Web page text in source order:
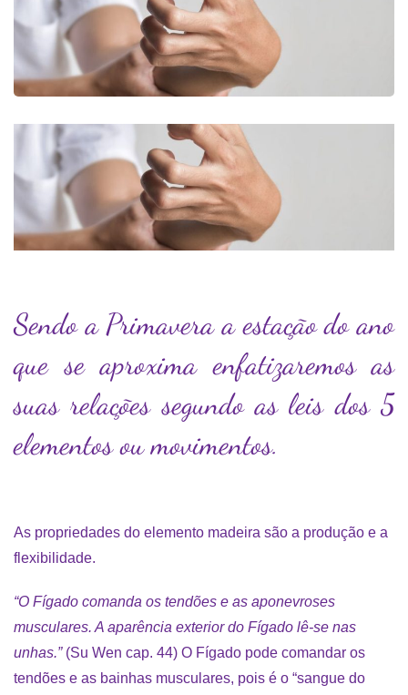
Sendo a Primavera a estação do ano
que se aproxima enfatizaremos as
suas relações segundo as leis dos 5
elementos ou movimentos.
As propriedades do elemento madeira são a produção e a
flexibilidade.
“O Fígado comanda os tendões e as aponevroses
musculares. A aparência exterior do Fígado lê-se nas
unhas.”(Su Wen cap. 44) O Fígado pode comandar os
tendões e as bainhas musculares, pois é o “sangue do